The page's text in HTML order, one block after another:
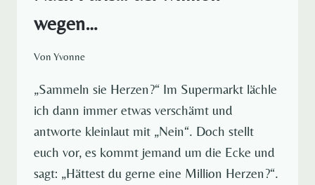
wegen…
Von Yvonne
„Sammeln sie Herzen?“ Im Supermarkt lächle
ich dann immer etwas verschämt und
antworte kleinlaut mit „Nein“. Doch stellt
euch vor, es kommt jemand um die Ecke und
sagt: „Hättest du gerne eine Million Herzen?“.